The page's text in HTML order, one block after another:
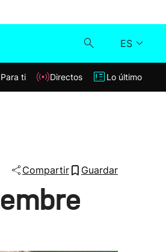
ES
Klisk
Para ti Directos Lo último
Compartir Guardar